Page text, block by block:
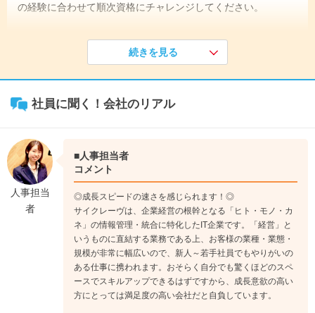
の経験に合わせて順次資格にチャレンジしてください。
4～6月は新入社員研修。ITの基礎やビジネスマナーをしっかり
は一段階ステップアップ。
《入社3年目》
先輩にサポートしてもらいながらも、基本は一人でプログラム
開発やお客様との打ち合わせをこなせるようになります。小規
模案件でチームリーダーを任されたり、大規模案件の重要部分
に携わるようになります。
《入社5年目》
自分が中心となるプロジェクトの経験を重ね、昇格・昇給もさ
らにステップアップ。1年目からチャレンジするSAP認定資格
においても上級資格に合格。お客様から信頼も厚くなり、コン
サルタント的仕事も増えます。
続きを見る
社員に聞く！会社のリアル
人事担当
者
■人事担当者
コメント
◎成長スピードの速さを感じられます！◎
サイクレーヴは、企業経営の根幹となる「ヒト・モノ・カ
ネ」の情報管理・統合に特化したIT企業です。「経営」と
いうものに直結する業務である上、お客様の業種・業態・
規模が非常に幅広いので、新人～若手社員でもやりがいの
ある仕事に携われます。おそらく自分でも驚くほどのスペ
ースでスキルアップできるはずですから、成長意欲の高い
方にとっては満足度の高い会社だと自負しています。